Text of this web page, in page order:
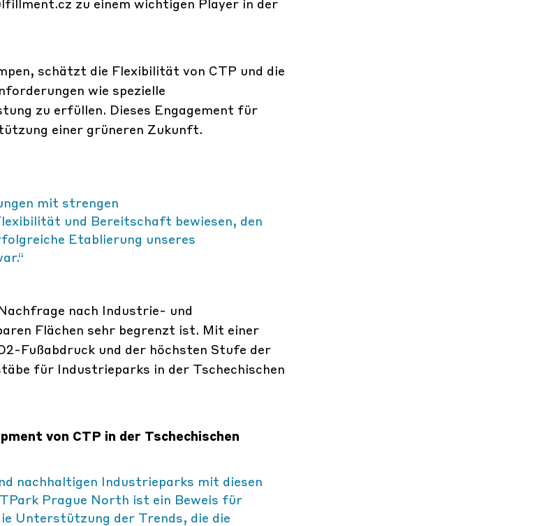
schätzt die Flexibilität von CTP und die
wie spezielle
zu erfüllen. Dieses Engagement für
einer grüneren Zukunft.
mit strengen
und Bereitschaft bewiesen, den
Etablierung unseres
nach Industrie- und
Flächen sehr begrenzt ist. Mit einer
Fußabdruck und der höchsten Stufe der
für Industrieparks in der Tschechischen
von CTP in der Tschechischen
nachhaltigen Industrieparks mit diesen
Prague North ist ein Beweis für
Unterstützung der Trends, die die